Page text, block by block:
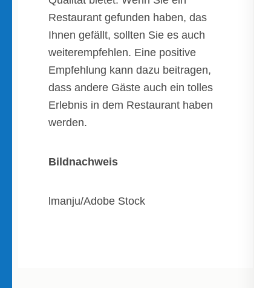
Restaurant gefunden haben, das
Ihnen gefällt, sollten Sie es auch
weiterempfehlen. Eine positive
Empfehlung kann dazu beitragen,
dass andere Gäste auch ein tolles
Erlebnis in dem Restaurant haben
werden.
Bildnachweis
lmanju/Adobe Stock